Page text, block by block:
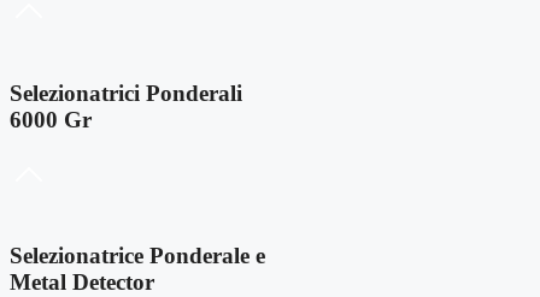
Selezionatrici Ponderali
6000 Gr
Selezionatrice Ponderale e
Metal Detector